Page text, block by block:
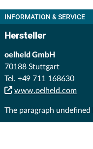
INFORMATION & SERVICE
Hersteller
oelheld GmbH
70188 Stuttgart
Tel. +49 711 168630
www.oelheld.com
The paragraph undefined